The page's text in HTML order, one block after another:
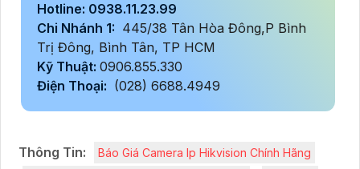
Hotline: 0938.11.23.99
Chi Nhánh 1: 445/38 Tân Hòa Đông,P Bình
Trị Đông, Bình Tân, TP HCM
Kỹ Thuật: 0906.855.330
Điện Thoại: (028) 6688.4949
Thông Tin:
Báo Giá Camera Ip Hikvision Chính Hãng